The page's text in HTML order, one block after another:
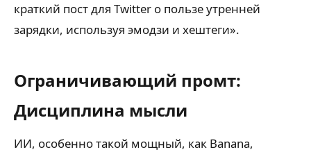
краткий пост для Twitter о пользе утренней
зарядки, используя эмодзи и хештеги».
Ограничивающий промт:
Дисциплина мысли
ИИ, особенно такой мощный, как Banana,